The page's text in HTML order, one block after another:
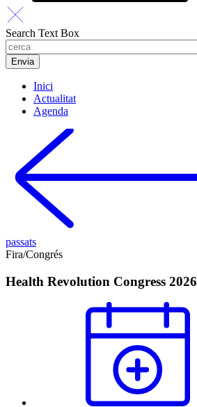
Search Text Box
Inici
Actualitat
Agenda
passats
Fira/Congrés
Health Revolution Congress 2026